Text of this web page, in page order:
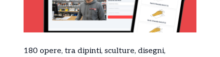
180 opere, tra dipinti, sculture, disegni,